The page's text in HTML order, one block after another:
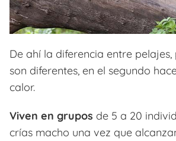
De ahí la diferencia entre pelajes,
son diferentes, en el segundo
calor.
Viven en grupos de 5 a 20
crías macho una vez que